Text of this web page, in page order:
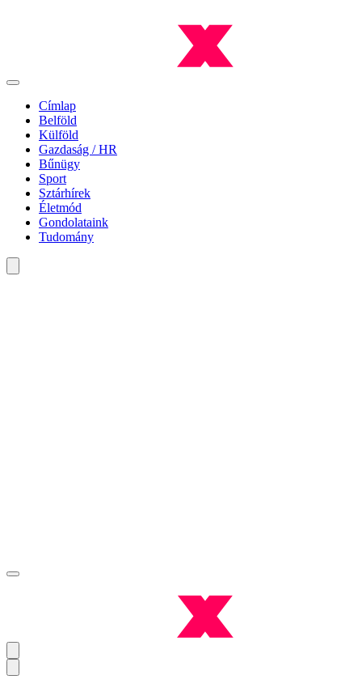
Címlap
Belföld
Külföld
Gazdaság / HR
Bűnügy
Sport
Sztárhírek
Életmód
Gondolataink
Tudomány